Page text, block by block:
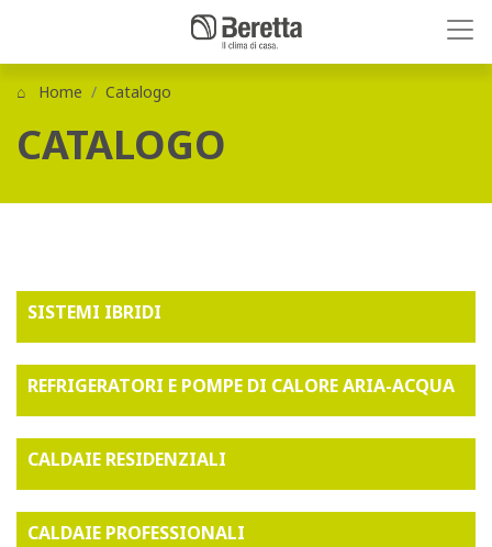
Home Catalogo
CATALOGO
SISTEMI IBRIDI
REFRIGERATORI E POMPE DI CALORE ARIA-ACQUA
CALDAIE RESIDENZIALI
CALDAIE PROFESSIONALI